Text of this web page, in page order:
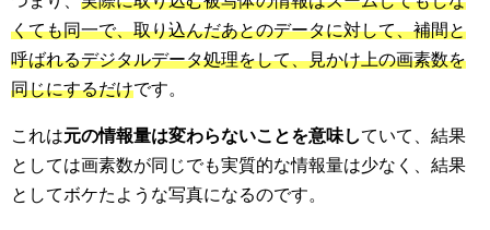
くても同一で、取り込んだあとのデータに対して、補間と
呼ばれるデジタルデータ処理をして、見かけ上の画素数を
同じにするだけです。
これは元の情報量は変わらないことを意味していて、結果
としては画素数が同じでも実質的な情報量は少なく、結果
としてボケたような写真になるのです。